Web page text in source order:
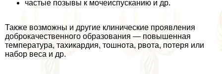
частые позывы к мочеиспусканию и др.
Также возможны и другие клинические проявления
доброкачественного образования — повышенная
температура, тахикардия, тошнота, рвота, потеря или
набор веса и др.